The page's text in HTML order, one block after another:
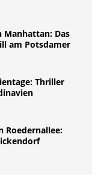
Manhattan: Das
am Potsdamer
Thriller
Roedernallee: